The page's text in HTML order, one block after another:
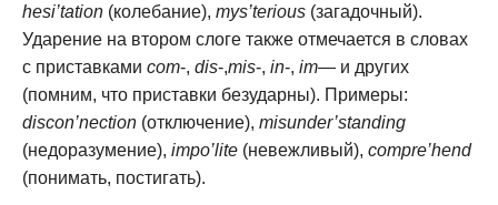
hesi’tation (колебание), mys’terious (загадочный).
Ударение на втором слоге также отмечается в словах
с приставками com-, dis-,mis-, in-, im— и других
(помним, что приставки безударны). Примеры:
discon’nection (отключение), misunder’standing
(недоразумение), impo’lite (невежливый), compre’hend
(понимать, постигать).